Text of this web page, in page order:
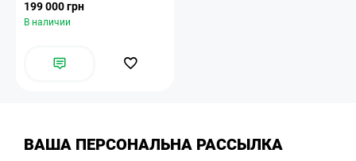
199 000 грн
В наличии
ВАША ПЕРСОНАЛЬНА РАССЫЛКА